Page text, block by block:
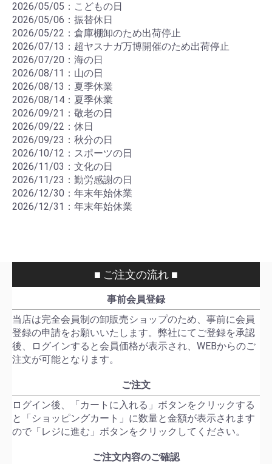
2026/05/05：こどもの日
2026/05/06：振替休日
2026/05/22：倉庫棚卸のため出荷停止
2026/07/13：超ヤスナガ万博開催のため出荷停止
2026/07/20：海の日
2026/08/11：山の日
2026/08/13：夏季休業
2026/08/14：夏季休業
2026/09/21：敬老の日
2026/09/22：休日
2026/09/23：秋分の日
2026/10/12：スポーツの日
2026/11/03：文化の日
2026/11/23：勤労感謝の日
2026/12/30：年末年始休業
2026/12/31：年末年始休業
■ ご注文の流れ ■
事前会員登録
当店は完全会員制の卸販売ショップのため、事前に会員
登録の申請をお願いいたします。弊社にてご登録を承認
後、ログインすると会員価格が表示され、WEBからのご
注文が可能となります。
ご注文
ログイン後、「カートに入れる」ボタンをクリックする
と「ショッピングカート」に数量と金額が表示されます
ので「レジに進む」ボタンをクリックしてください。
ご注文内容のご確認